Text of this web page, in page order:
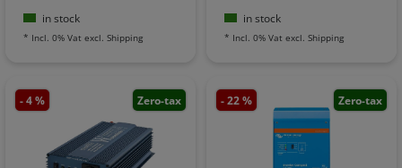
in stock
* Incl. 0% Vat excl. Shipping
in stock
* Incl. 0% Vat excl. Shipping
- 4 % Zero-tax - 22 % Zero-tax